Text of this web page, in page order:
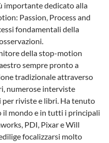
importante dedicato alla
Passion, Process and
fondamentali della
della stop-motion
sempre pronto a
tradizionale attraverso
numerose interviste
riviste e libri. Ha tenuto
mondo e in tutti i principali
PDI, Pixar e Will
focalizzarsi molto